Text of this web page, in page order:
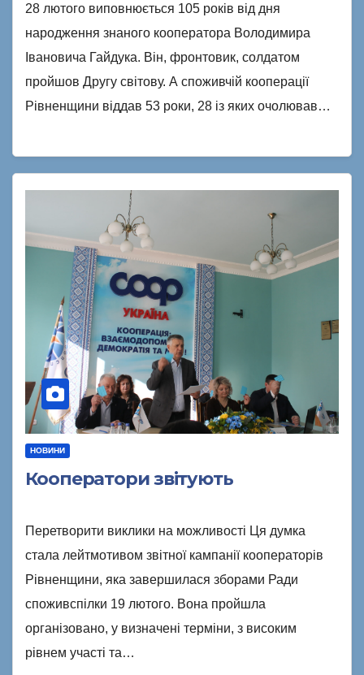
28 лютого виповнюється 105 років від дня
народження знаного кооператора Володимира
Івановича Гайдука. Він, фронтовик, солдатом
пройшов Другу світову. А споживчій кооперації
Рівненщини віддав 53 роки, 28 із яких очолював…
НОВИНИ
Кооператори звітують
Перетворити виклики на можливості Ця думка
стала лейтмотивом звітної кампанії кооператорів
Рівненщини, яка завершилася зборами Ради
споживспілки 19 лютого. Вона пройшла
організовано, у визначені терміни, з високим
рівнем участі та…